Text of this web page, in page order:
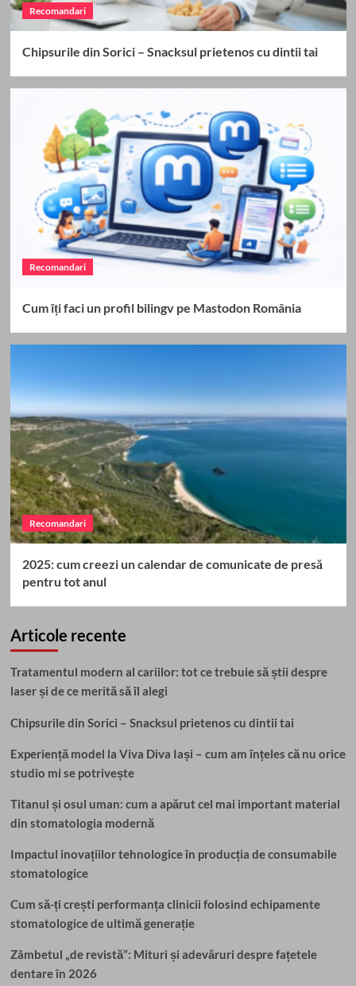
Recomandari
Chipsurile din Sorici – Snacksul prietenos cu dintii tai
Recomandari
Cum îți faci un profil bilingv pe Mastodon România
Recomandari
2025: cum creezi un calendar de comunicate de presă
pentru tot anul
Articole recente
Tratamentul modern al cariilor: tot ce trebuie să știi despre
laser și de ce merită să îl alegi
Chipsurile din Sorici – Snacksul prietenos cu dintii tai
Experiență model la Viva Diva Iași – cum am înțeles că nu orice
studio mi se potrivește
Titanul și osul uman: cum a apărut cel mai important material
din stomatologia modernă
Impactul inovațiilor tehnologice în producția de consumabile
stomatologice
Cum să-ți crești performanța clinicii folosind echipamente
stomatologice de ultimă generație
Zâmbetul „de revistă”: Mituri și adevăruri despre fațetele
dentare în 2026